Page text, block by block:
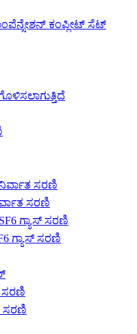
ಕಂಪ್ಲೀಟ್ ಸೆಟ್
ಸರಣಿ
ಸರಣಿ
ಗ್ಯಾಸ್ ಸರಣಿ
ಗ್ಯಾಸ್ ಸರಣಿ
ಸರಣಿ
ಸರಣಿ